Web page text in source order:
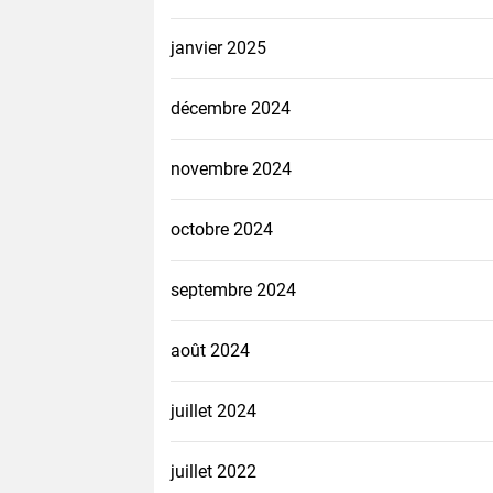
janvier 2025
décembre 2024
novembre 2024
octobre 2024
septembre 2024
août 2024
juillet 2024
juillet 2022